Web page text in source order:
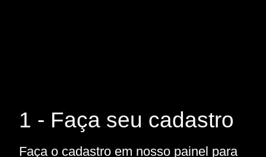
1 - Faça seu cadastro
Faça o cadastro em nosso painel para